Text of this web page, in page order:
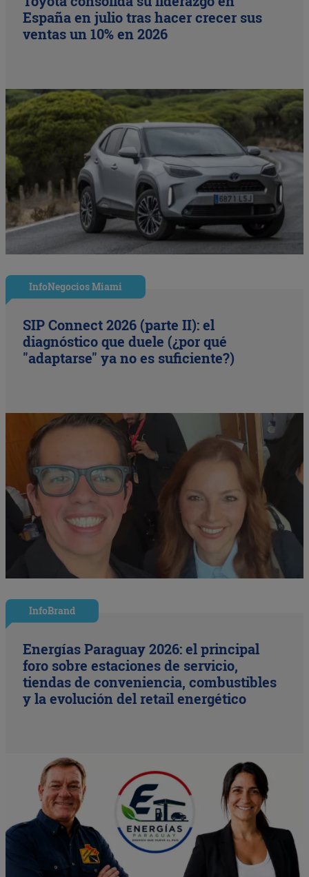
España en julio tras hacer crecer sus
ventas un 10% en 2026
InfoNegocios Miami
SIP Connect 2026 (parte II): el
diagnóstico que duele (¿por qué
"adaptarse" ya no es suficiente?)
InfoBrand
Energías Paraguay 2026: el principal
foro sobre estaciones de servicio,
tiendas de conveniencia, combustibles
y la evolución del retail energético